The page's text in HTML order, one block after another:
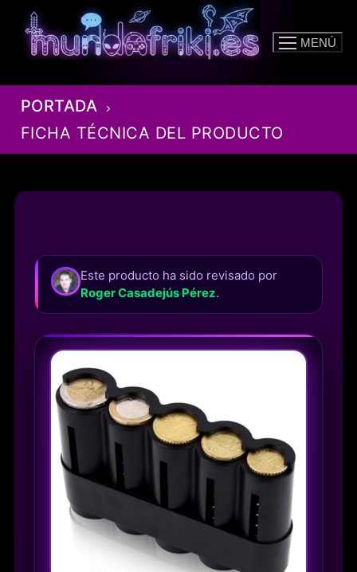
contenido
MENÚ
PORTADA
FICHA TÉCNICA DEL PRODUCTO
Este producto ha sido revisado por
Roger Casadejús Pérez.